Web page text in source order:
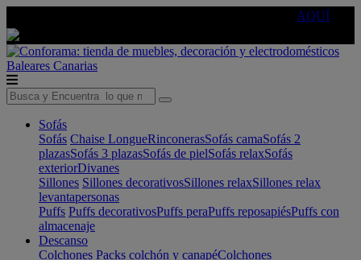
AQUÍ
Baleares Canarias
Sofás
Sofás Chaise LongueRinconerasSofás camaSofás 2
plazasSofás 3 plazasSofás de pielSofás relaxSofás
exteriorDivanes
Sillones Sillones decorativosSillones relaxSillones relax
levantapersonas
Puffs Puffs decorativosPuffs peraPuffs reposapiésPuffs con
almacenaje
Descanso
Colchones Packs colchón y canapéColchones